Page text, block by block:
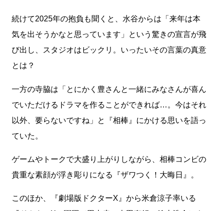
続けて2025年の抱負も聞くと、水谷からは「来年は本
気を出そうかなと思っています」という驚きの宣言が飛
び出し、スタジオはビックリ。いったいその言葉の真意
とは？
一方の寺脇は「とにかく豊さんと一緒にみなさんが喜ん
でいただけるドラマを作ることができれば…。今はそれ
以外、要らないですね」と『相棒』にかける思いを語っ
ていた。
ゲームやトークで大盛り上がりしながら、相棒コンビの
貴重な素顔が浮き彫りになる『ザワつく！大晦日』。
このほか、『劇場版ドクターX』から米倉涼子率いる